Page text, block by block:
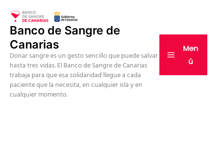
contenido
Banco de Sangre de
Canarias
Donar sangre es un gesto sencillo que puede salvar
hasta tres vidas. El Banco de Sangre de Canarias
trabaja para que esa solidaridad llegue a cada
paciente que la necesita, en cualquier isla y en
cualquier momento.
Men
ú